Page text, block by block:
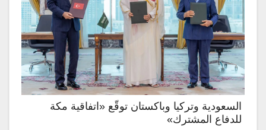
السعودية وتركيا وباكستان توقّع «اتفاقية مكة
للدفاع المشترك»